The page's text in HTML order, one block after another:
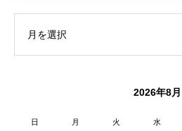
2026年8月
日 月 火 水